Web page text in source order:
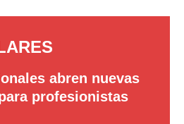
abren nuevas
profesionistas